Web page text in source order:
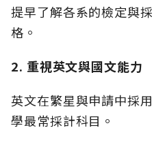
提早了解各系的檢定與
格。
2. 重視英文與國文能力
英文在繁星與申請中採
學最常採計科目。